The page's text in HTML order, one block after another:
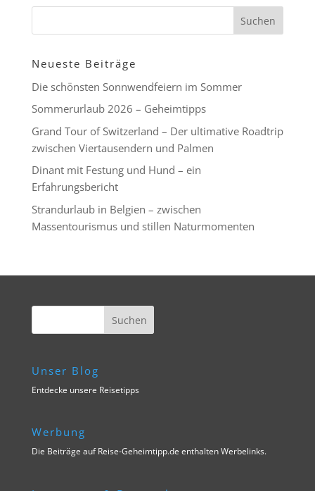
Neueste Beiträge
Die schönsten Sonnwendfeiern im Sommer
Sommerurlaub 2026 – Geheimtipps
Grand Tour of Switzerland – Der ultimative Roadtrip
zwischen Viertausendern und Palmen
Dinant mit Festung und Hund – ein
Erfahrungsbericht
Strandurlaub in Belgien – zwischen
Massentourismus und stillen Naturmomenten
Unser Blog
Entdecke unsere Reisetipps
Werbung
Die Beiträge auf Reise-Geheimtipp.de enthalten Werbelinks.